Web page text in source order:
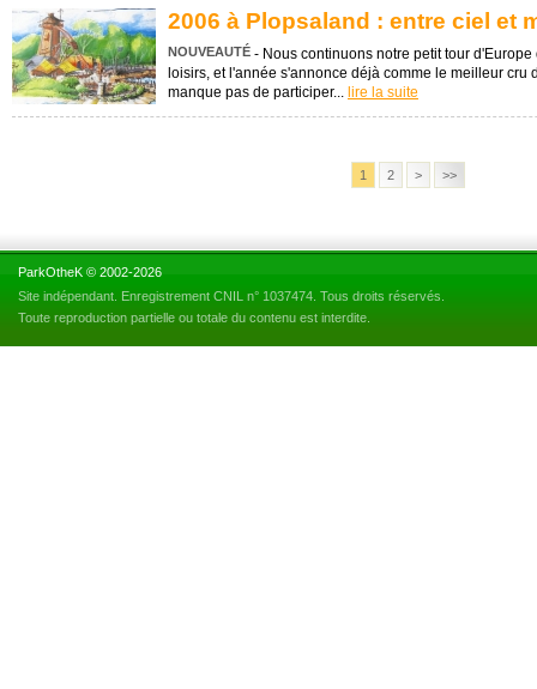
2006 à Plopsaland : entre ciel et
NOUVEAUTÉ - Nous continuons notre petit tour
loisirs, et l'année s'annonce déjà comme le meilleur cru
manque pas de participer... lire la suite
1 2 > >>
ParkOtheK © 2002-2026
Site indépendant. Enregistrement CNIL n° 1037474. Tous droits réservés.
Toute reproduction partielle ou totale du contenu est interdite.